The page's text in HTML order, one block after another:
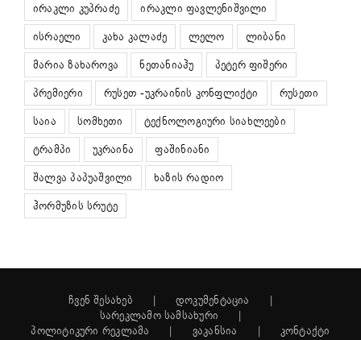
ირაკლი კუპრაძე
ირაკლი ფავლენიშვილი
ისრაელი
კახა კალაძე ლელო
ლიბანი
მარია ზახაროვა
ნეთანიაჰუ
პეტერ ფიშერი
პრემიერი
რუსეთ -უკრაინის კონფლიქტი
რუსეთი
საია
სომხეთი
ტექნოლოგიური სიახლეები
ტრამპი
უკრაინა
ფაშინიანი
შალვა პაპუაშვილი
ხაზის რადიო
ჰორმუზის სრუტე
ჩვენ შესახებ
დოკუმენტაცია
სარეკლამო სამსახური
პოლიტიკური რეკლამა
ვაკანსია კონტაქტი